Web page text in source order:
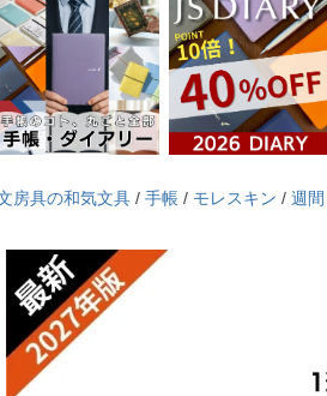
房具の和気文具 / 手帳 / モレスキン / 週